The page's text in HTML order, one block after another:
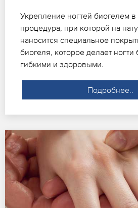
Укрепление ногтей биогелем в
процедура, при которой на
наносится специальное
биогеля, которое делает
гибкими и здоровыми.
Подробнее..